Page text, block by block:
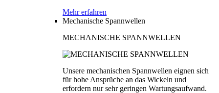
Mehr erfahren
Mechanische Spannwellen
MECHANISCHE SPANNWELLEN
Unsere mechanischen Spannwellen eignen sich
für hohe Ansprüche an das Wickeln und
erfordern nur sehr geringen Wartungsaufwand.